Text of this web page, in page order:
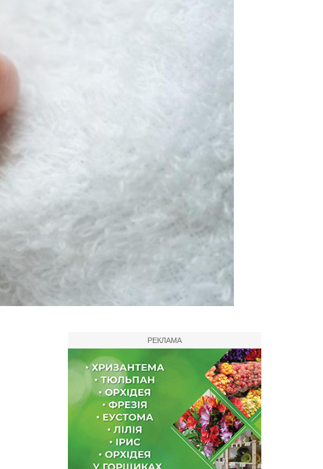
РЕКЛАМА